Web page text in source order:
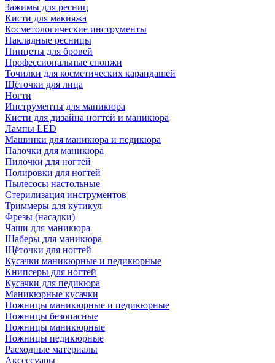
Зажимы для ресниц
Кисти для макияжа
Косметологические инструменты
Накладные ресницы
Пинцеты для бровей
Профессиональные спонжи
Точилки для косметических карандашей
Щёточки для лица
Ногти
Инструменты для маникюра
Кисти для дизайна ногтей и маникюра
Лампы LED
Машинки для маникюра и педикюра
Палочки для маникюра
Пилочки для ногтей
Полировки для ногтей
Пылесосы настольные
Стерилизация инструментов
Триммеры для кутикул
Фрезы (насадки)
Чаши для маникюра
Шаберы для маникюра
Щёточки для ногтей
Кусачки маникюрные и педикюрные
Книпсеры для ногтей
Кусачки для педикюра
Маникюрные кусачки
Ножницы маникюрные и педикюрные
Ножницы безопасные
Ножницы маникюрные
Ножницы педикюрные
Расходные материалы
Аксессуары